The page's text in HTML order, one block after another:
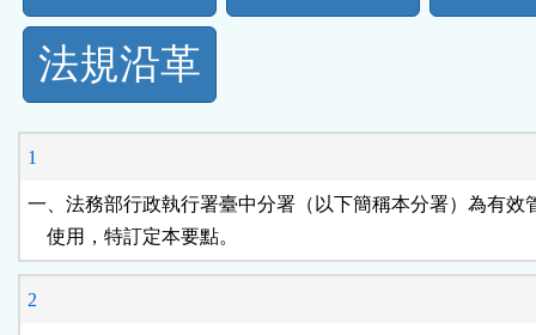
規
功
能
按
鈕
法規沿革
1
一、法務部行政執行署臺中分署（以下簡稱本分署）為有效
    使用，特訂定本要點。
2